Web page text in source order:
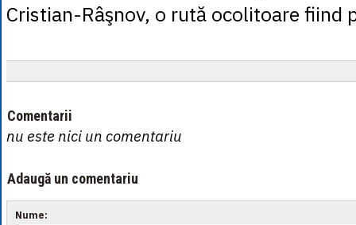
Cristian-Râşnov, o rută ocolitoare fiind
Comentarii
nu este nici un comentariu
Adaugă un comentariu
Nume: